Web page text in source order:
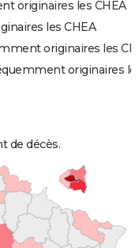
originaires les CHEA
les CHEA
originaires les
originaires
de décès.